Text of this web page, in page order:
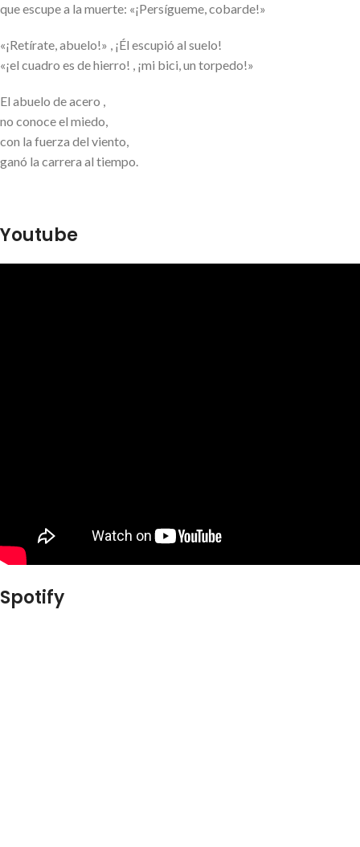
que escupe a la muerte: «¡Persígueme, cobarde!»
«¡Retírate, abuelo!» , ¡Él escupió al suelo!
«¡el cuadro es de hierro! , ¡mi bici, un torpedo!»
El abuelo de acero ,
no conoce el miedo,
con la fuerza del viento,
ganó la carrera al tiempo.
Youtube
Spotify